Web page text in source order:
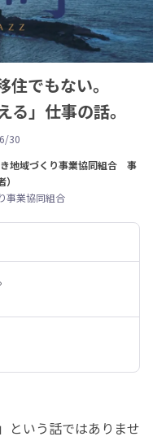
でもない。
る」仕事の話。
30
地域づくり事業協同組合 事
事業協同組合
という話ではありませ